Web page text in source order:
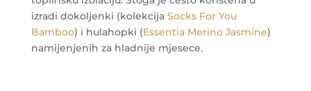
izradi dokoljenki (kolekcija Socks For You
Bamboo) i hulahopki (Essentia Merino Jasmine)
namijenjenih za hladnije mjesece.